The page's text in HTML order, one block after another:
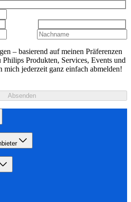
– basierend auf meinen Präferenzen
Produkten, Services, Events und
jederzeit ganz einfach abmelden!
Absenden